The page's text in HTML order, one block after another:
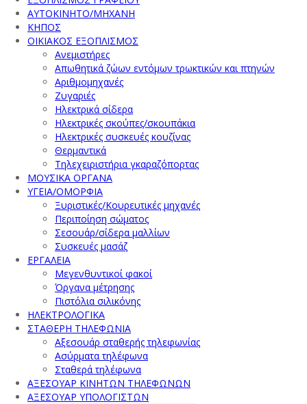
ΑΥΤΟΚΙΝΗΤΟ/ΜΗΧΑΝΗ
ΚΗΠΟΣ
ΟΙΚΙΑΚΟΣ ΕΞΟΠΛΙΣΜΟΣ
Ανεμιστήρες
Απωθητικά ζώων εντόμων τρωκτικών και πτηνών
Αριθμομηχανές
Ζυγαριές
Ηλεκτρικά σίδερα
Ηλεκτρικές σκούπες/σκουπάκια
Ηλεκτρικές συσκευές κουζίνας
Θερμαντικά
Τηλεχειριστήρια γκαραζόπορτας
ΜΟΥΣΙΚΑ ΟΡΓΑΝΑ
ΥΓΕΙΑ/ΟΜΟΡΦΙΑ
Ξυριστικές/Κουρευτικές μηχανές
Περιποίηση σώματος
Σεσουάρ/σίδερα μαλλίων
Συσκευές μασάζ
ΕΡΓΑΛΕΙΑ
Μεγενθυντικοί φακοί
Όργανα μέτρησης
Πιστόλια σιλικόνης
ΗΛΕΚΤΡΟΛΟΓΙΚΑ
ΣΤΑΘΕΡΗ ΤΗΛΕΦΩΝΙΑ
Αξεσουάρ σταθερής τηλεφωνίας
Ασύρματα τηλέφωνα
Σταθερά τηλέφωνα
ΑΞΕΣΟΥΑΡ ΚΙΝΗΤΩΝ ΤΗΛΕΦΩΝΩΝ
ΑΞΕΣΟΥΑΡ ΥΠΟΛΟΓΙΣΤΩΝ